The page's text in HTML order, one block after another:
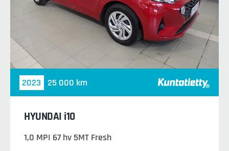
2023 25 000 km
HYUNDAI i10
1,0 MPI 67 hv 5MT Fresh